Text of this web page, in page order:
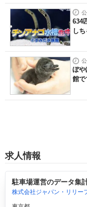
634
し
ぽ
館
求人情報
駐車場運営のデータ集
株式会社ジャパン・リリー